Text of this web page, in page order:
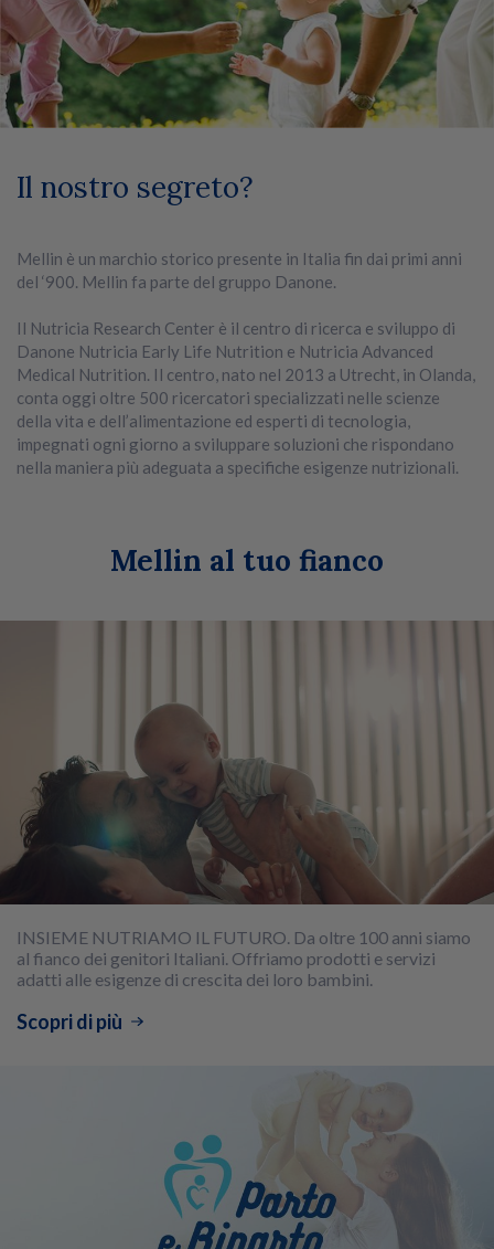
Il nostro segreto?
Mellin è un marchio storico presente in Italia fin dai primi anni
del ‘900. Mellin fa parte del gruppo Danone.
Il Nutricia Research Center è il centro di ricerca e sviluppo di
Danone Nutricia Early Life Nutrition e Nutricia Advanced
Medical Nutrition. Il centro, nato nel 2013 a Utrecht, in Olanda,
conta oggi oltre 500 ricercatori specializzati nelle scienze
della vita e dell’alimentazione ed esperti di tecnologia,
impegnati ogni giorno a sviluppare soluzioni che rispondano
nella maniera più adeguata a specifiche esigenze nutrizionali.
Mellin al tuo fianco
INSIEME NUTRIAMO IL FUTURO. Da oltre 100 anni siamo
al fianco dei genitori Italiani. Offriamo prodotti e servizi
adatti alle esigenze di crescita dei loro bambini.
Scopri di più